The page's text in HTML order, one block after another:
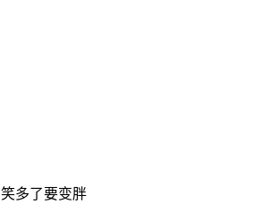
笑多了要变胖